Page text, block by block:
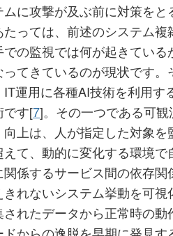
ムに攻撃が及ぶ前に対策をと
たっては、前述のシステム
での監視では何が起きてい
ってきているのが現状です
IT運用に各種AI技術を利用す
です[7]。その一つである可
向上は、人が指定した対象
えて、動的に変化する環境
関係するサービス間の依存
きれないシステム挙動を可視
されたデータから正常時の